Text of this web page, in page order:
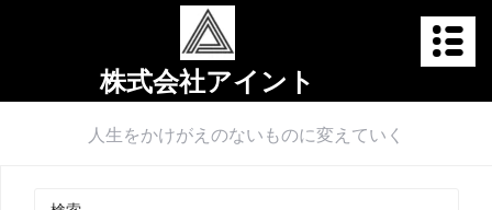
株式会社アイント
人生をかけがえのないものに変えていく